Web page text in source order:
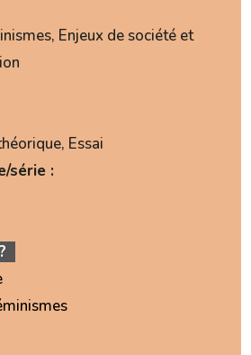
Enjeux de société et
Essai
série :